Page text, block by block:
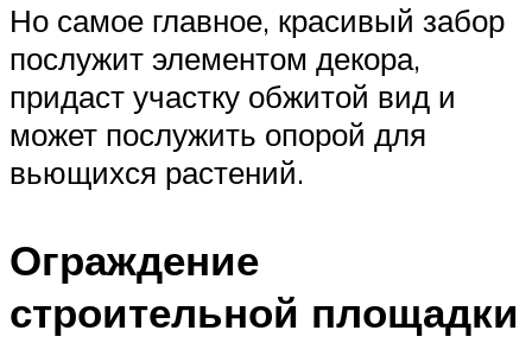
Но самое главное, красивый забор
послужит элементом декора,
придаст участку обжитой вид и
может послужить опорой для
вьющихся растений.
Ограждение
строительной площадки